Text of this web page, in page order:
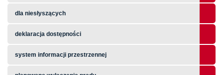
dla niesłyszących
deklaracja dostępności
system informacji przestrzennej